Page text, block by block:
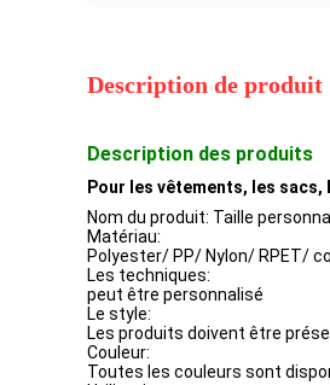
Description de produit
Description des produits
Pour les vêtements, les
Nom du produit: Taille
Matériau:
Polyester/ PP/ Nylon/ RPET/
Les techniques:
peut être personnalisé
Le style:
Les produits doivent être
Couleur:
Toutes les couleurs sont